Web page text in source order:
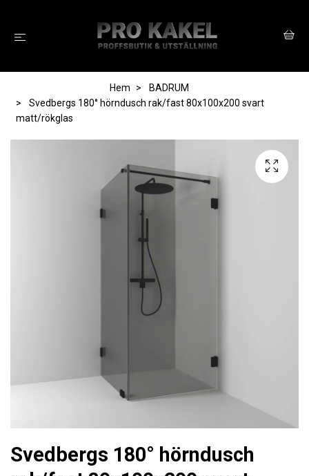
Hem
BADRUM
Svedbergs 180° hörndusch rak/fast 80x100x200 svart
matt/rökglas
Svedbergs 180° hörndusch